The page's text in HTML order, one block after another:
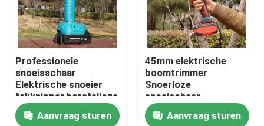
Thuis
Producten
Professionele
snoeisschaar
Elektrische snoeier
takknipper,borstelloze
25V draadloze
snoeisschaar
Aanvraag sturen
45mm elektrische
boomtrimmer
Snoerloze
snoeischaar
Borstelloze motor
voor gebruik in de tuin
Aanvraag sturen